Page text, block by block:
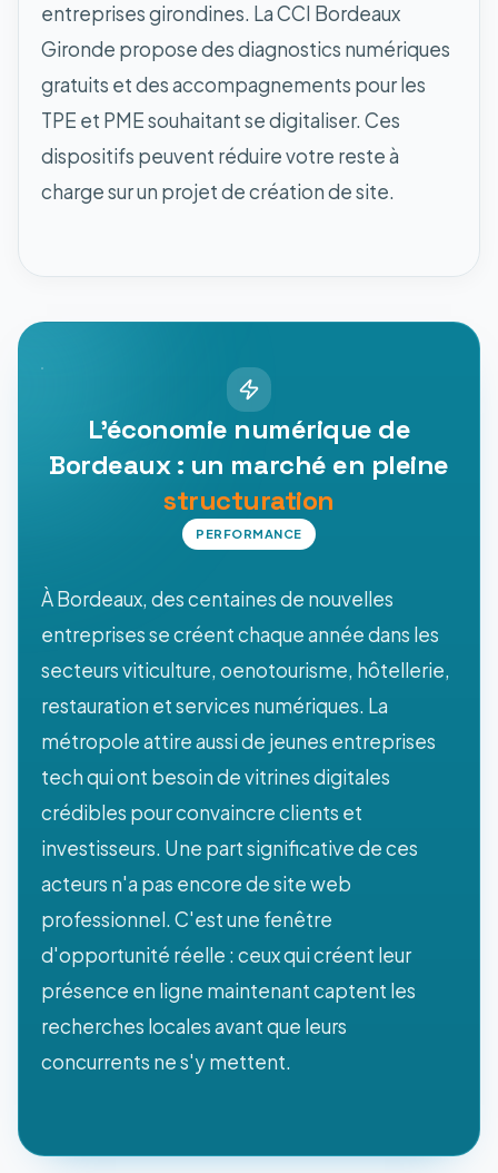
entreprises girondines. La CCI Bordeaux
Gironde propose des diagnostics numériques
gratuits et des accompagnements pour les
TPE et PME souhaitant se digitaliser. Ces
dispositifs peuvent réduire votre reste à
charge sur un projet de création de site.
L'économie numérique de
Bordeaux : un marché en pleine
structuration
PERFORMANCE
À Bordeaux, des centaines de nouvelles
entreprises se créent chaque année dans les
secteurs viticulture, oenotourisme, hôtellerie,
restauration et services numériques. La
métropole attire aussi de jeunes entreprises
tech qui ont besoin de vitrines digitales
crédibles pour convaincre clients et
investisseurs. Une part significative de ces
acteurs n'a pas encore de site web
professionnel. C'est une fenêtre
d'opportunité réelle : ceux qui créent leur
présence en ligne maintenant captent les
recherches locales avant que leurs
concurrents ne s'y mettent.